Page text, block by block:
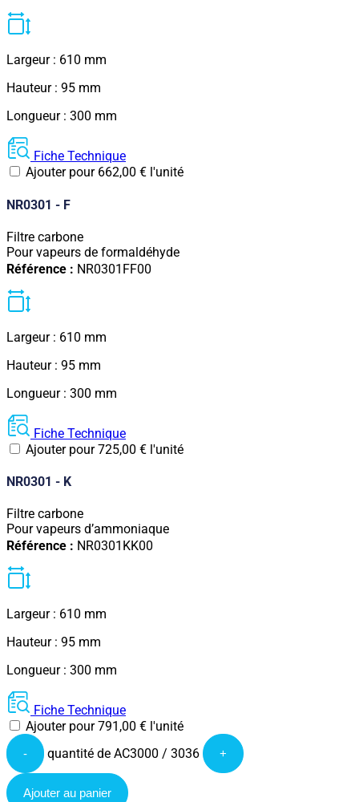
Largeur : 610 mm
Hauteur : 95 mm
Longueur : 300 mm
Fiche Technique
Ajouter pour 662,00 € l'unité
NR0301 - F
Filtre carbone
Pour vapeurs de formaldéhyde
Référence : NR0301FF00
Largeur : 610 mm
Hauteur : 95 mm
Longueur : 300 mm
Fiche Technique
Ajouter pour725,00 € l'unité
NR0301 - K
Filtre carbone
Pour vapeurs d’ammoniaque
Référence : NR0301KK00
Largeur : 610 mm
Hauteur : 95 mm
Longueur : 300 mm
Fiche Technique
Ajouter pour791,00 € l'unité
- quantité de AC3000 / 3036 +
Ajouter au panier